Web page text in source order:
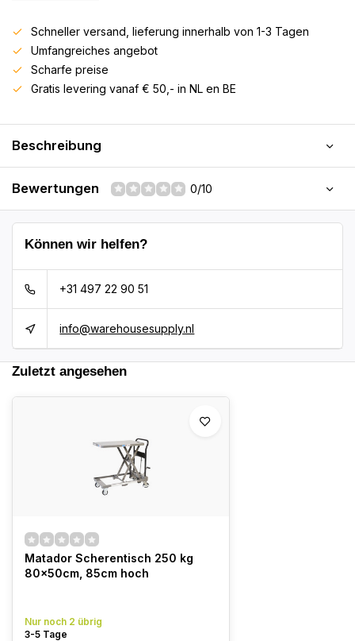
Schneller versand, lieferung innerhalb von 1-3 Tagen
Umfangreiches angebot
Scharfe preise
Gratis levering vanaf € 50,- in NL en BE
Beschreibung
Bewertungen 0/10
Können wir helfen?
+31 497 22 90 51
info@warehousesupply.nl
Zuletzt angesehen
Matador Scherentisch 250 kg
80x50cm, 85cm hoch
Nur noch 2 übrig
3-5 Tage